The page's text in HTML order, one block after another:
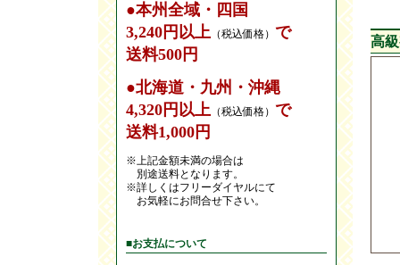
●本州全域・四国
3,240円以上 （税込価格） で
送料500円
●北海道・九州・沖縄
4,320円以上 （税込価格） で
送料1,000円
※上記金額未満の場合は
別途送料となります。
※詳しくはフリーダイヤルにて
お気軽にお問合せ下さい。
■お支払について
高